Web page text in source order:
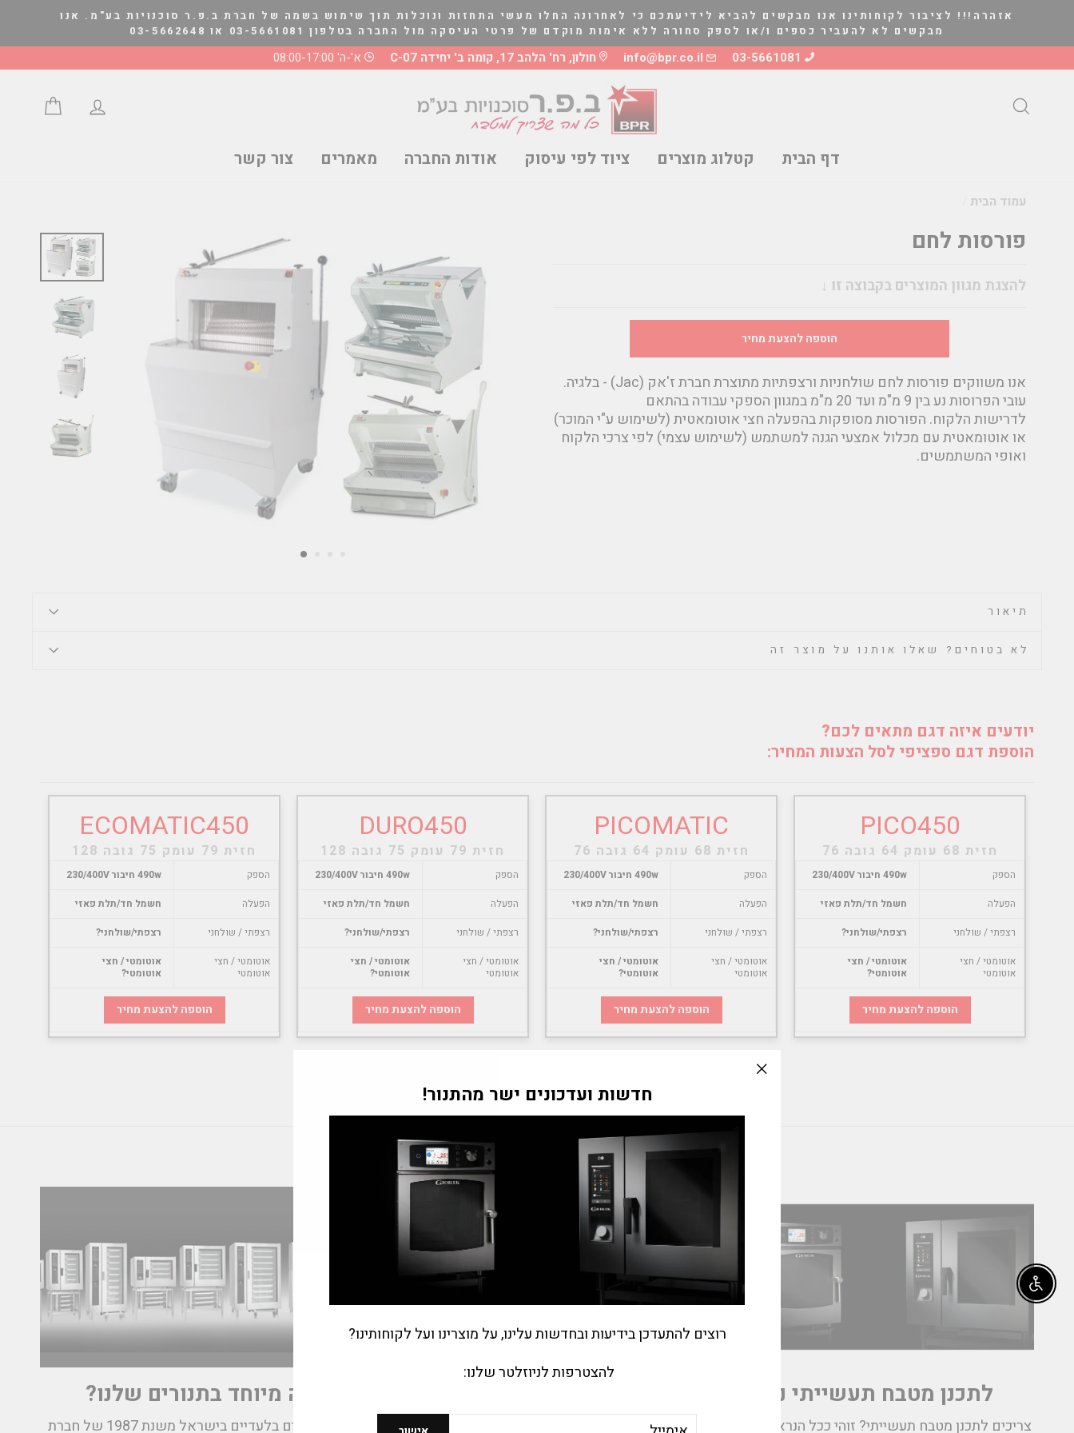
אזהרה!!! לציבור לקוחותינו אנו מבקשים להביא לידיעתכם כי לאחרונה החלו מעשי התחזות ונוכלות תוך שימוש בשמה של חברת ב.פ.ר סוכנויות בע"מ. אנו
מבקשים לא להעביר כספים ו/או לספק סחורה ללא אימות מוקדם של פרטי העיסקה מול החברה בטלפון 03-5661081 או 03-5662648
03-5661081
info@bpr.co.il חולון, רח' הלהב 17, קומה ב' יחידה C-07 א'-ה' 08:00-17:00
התחבר/י
דף הבית קטלוג מוצרים ציוד לפי עיסוק אודות החברה מאמרים צור קשר
עמוד הבית
פורסות לחם
להצגת מגוון המוצרים בקבוצה זו ↓
הוספה להצעת מחיר
אנו משווקים פורסות לחם שולחניות ורצפתיות מתוצרת חברת ז'אק (Jac) - בלגיה.
עובי הפרוסות נע בין 9 מ"מ ועד 20 מ"מ במגוון הספקי עבודה בהתאם
לדרישות הלקוח. הפורסות מסופקות בהפעלה חצי אוטומאטית (לשימוש ע"י המוכר)
או אוטומאטית עם מכלול אמצעי הגנה למשתמש (לשימוש עצמי) לפי צרכי הלקוח
ואופי המשתמשים.
תיאור
לא בטוחים? שאלו אותנו על מוצר זה
יודעים איזה דגם מתאים לכם?
הוספת דגם ספציפי לסל הצעות המחיר:
PICO450
חזית 68 עומק 64 גובה 76
הספק
490w חיבור 230/400V
הפעלה
חשמל חד/תלת פאזי
רצפתי / שולחני
רצפתי/שולחני?
אוטומטי / חצי
אוטומטי
אוטומטי / חצי
אוטומטי?
הוספה להצעת מחיר
PICOMATIC
חזית 68 עומק 64 גובה 76
הספק
490w חיבור 230/400V
הפעלה
חשמל חד/תלת פאזי
רצפתי / שולחני
רצפתי/שולחני?
אוטומטי / חצי
אוטומטי
אוטומטי / חצי
אוטומטי?
הוספה להצעת מחיר
DURO450
חזית 79 עומק 75 גובה 128
הספק
490w חיבור 230/400V
הפעלה
חשמל חד/תלת פאזי
רצפתי / שולחני
רצפתי/שולחני?
אוטומטי / חצי
אוטומטי
אוטומטי / חצי
אוטומטי?
הוספה להצעת מחיר
ECOMATIC450
חזית 79 עומק 75 גובה 128
הספק
490w חיבור 230/400V
הפעלה
חשמל חד/תלת פאזי
רצפתי / שולחני
רצפתי/שולחני?
אוטומטי / חצי
אוטומטי
אוטומטי / חצי
אוטומטי?
הוספה להצעת מחיר
לתכנן מטבח תעשייתי נכון
צריכים לתכנן מטבח תעשייתי? זוהי ככל הנראה המשימה
חברת ב.פ.ר סוכנויות בע"מ נוסדה בראשית שנות ה-70
מה מיוחד בתנורים שלנו?
אנחנו נציגים בלעדיים בישראל משנת 1987 של חברת
חדשות ועדכונים ישר מהתנור!
רוצים להתעדכן בידיעות ובחדשות עלינו, על מוצרינו ועל לקוחותינו?
להצטרפות לניוזלטר שלנו:
Enable accessibility